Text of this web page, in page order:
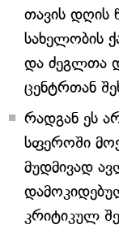
თავის დღის
სახელობის
და ძეგლთა
ცენტრთან
რადგან ეს
სფეროში
მუდმივად
კრიტიკულ